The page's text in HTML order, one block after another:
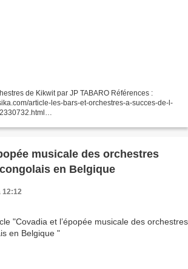
de Kikwit par JP TABARO Références :
article-les-bars-et-orchestres-a-succes-de-l-
musicale des orchestres
en Belgique
12:12